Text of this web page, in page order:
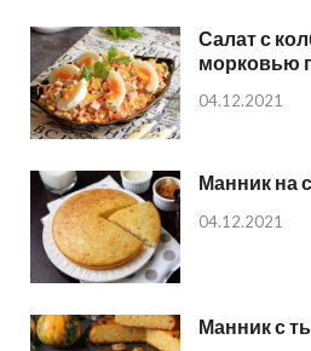
Салат с
морковью
04.12.2021
Манник на
04.12.2021
Манник с